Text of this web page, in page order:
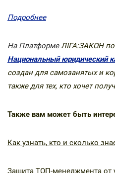
Подробнее
На ПлатформеЛІГА:ЗАКОН
Национальный юридический
создан для самозанятых и
также для тех, кто хочет
Также вам может быть
Как узнать, кто и сколько
Защита ТОП-менеджмента от